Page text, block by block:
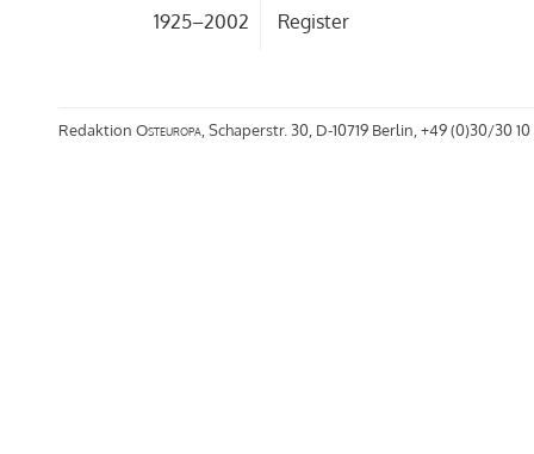
1925–2002 Register
Redaktion Osteuropa, Schaperstr. 30, D-10719 Berlin, +49 (0)30/30